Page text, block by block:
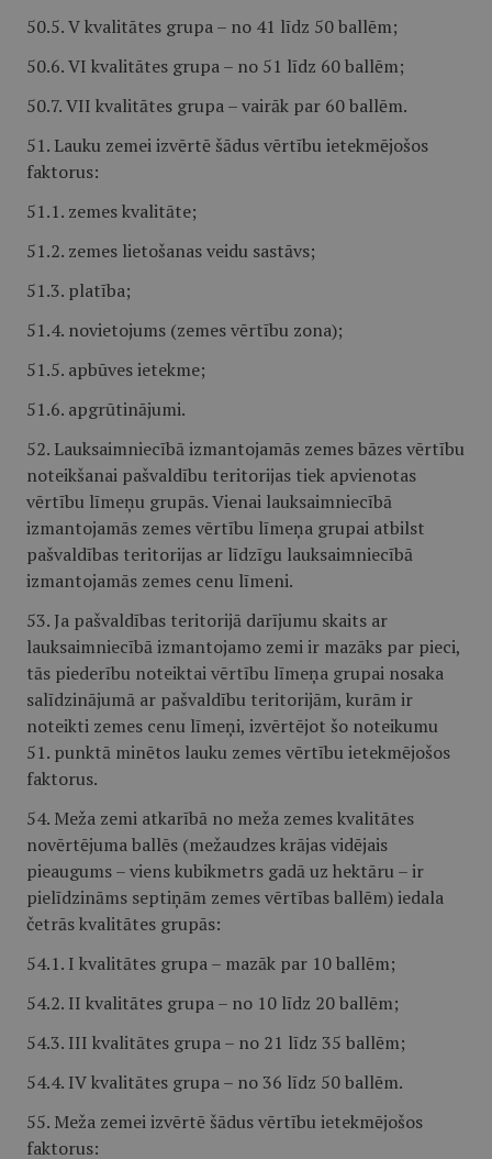
50.5. V kvalitātes grupa – no 41 līdz 50 ballēm;
50.6. VI kvalitātes grupa – no 51 līdz 60 ballēm;
50.7. VII kvalitātes grupa – vairāk par 60 ballēm.
51. Lauku zemei izvērtē šādus vērtību ietekmējošos
faktorus:
51.1. zemes kvalitāte;
51.2. zemes lietošanas veidu sastāvs;
51.3. platība;
51.4. novietojums (zemes vērtību zona);
51.5. apbūves ietekme;
51.6. apgrūtinājumi.
52. Lauksaimniecībā izmantojamās zemes bāzes vērtību
noteikšanai pašvaldību teritorijas tiek apvienotas
vērtību līmeņu grupās. Vienai lauksaimniecībā
izmantojamās zemes vērtību līmeņa grupai atbilst
pašvaldības teritorijas ar līdzīgu lauksaimniecībā
izmantojamās zemes cenu līmeni.
53. Ja pašvaldības teritorijā darījumu skaits ar
lauksaimniecībā izmantojamo zemi ir mazāks par pieci,
tās piederību noteiktai vērtību līmeņa grupai nosaka
salīdzinājumā ar pašvaldību teritorijām, kurām ir
noteikti zemes cenu līmeņi, izvērtējot šo noteikumu
51. punktā minētos lauku zemes vērtību ietekmējošos
faktorus.
54. Meža zemi atkarībā no meža zemes kvalitātes
novērtējuma ballēs (mežaudzes krājas vidējais
pieaugums – viens kubikmetrs gadā uz hektāru – ir
pielīdzināms septiņām zemes vērtības ballēm) iedala
četrās kvalitātes grupās:
54.1. I kvalitātes grupa – mazāk par 10 ballēm;
54.2. II kvalitātes grupa – no 10 līdz 20 ballēm;
54.3. III kvalitātes grupa – no 21 līdz 35 ballēm;
54.4. IV kvalitātes grupa – no 36 līdz 50 ballēm.
55. Meža zemei izvērtē šādus vērtību ietekmējošos
faktorus: